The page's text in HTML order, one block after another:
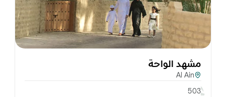
مشهد الواحة
Al Ain
503